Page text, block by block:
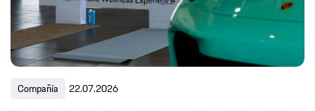
Compañía 22.07.2026